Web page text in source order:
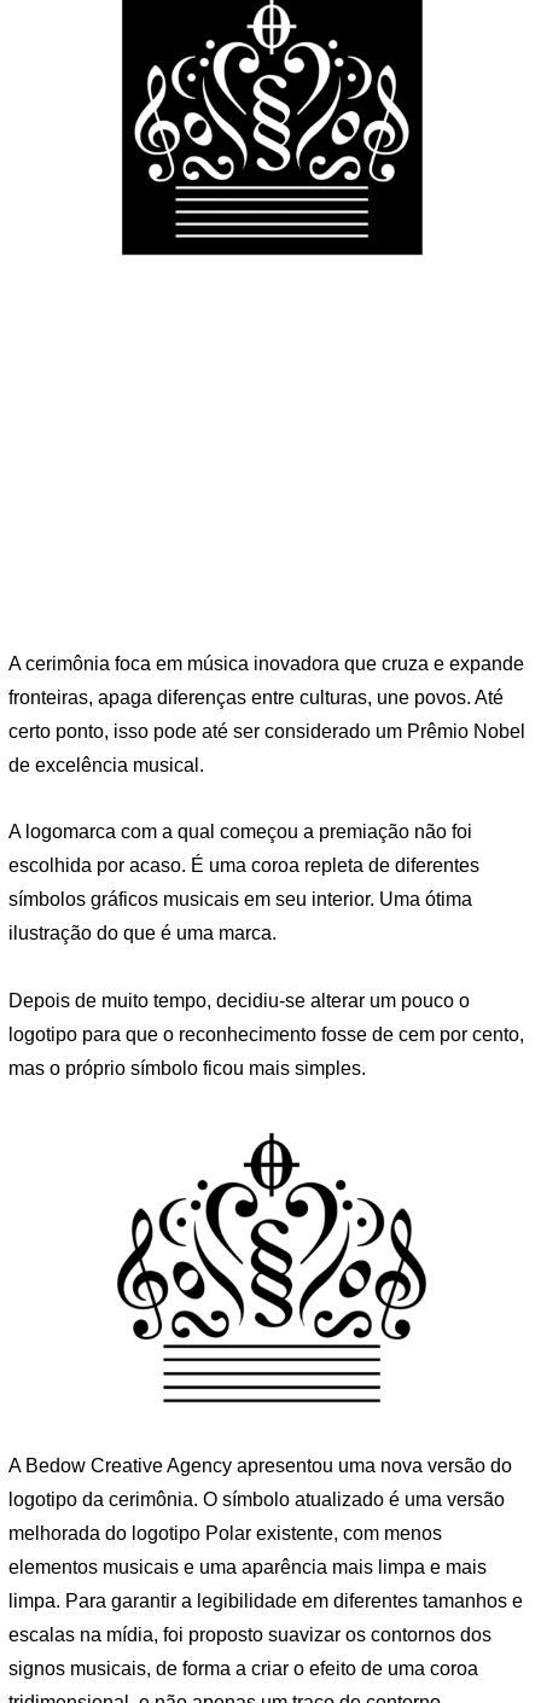
A cerimônia foca em música inovadora que cruza e expande
fronteiras, apaga diferenças entre culturas, une povos. Até
certo ponto, isso pode até ser considerado um Prêmio Nobel
de excelência musical.
A logomarca com a qual começou a premiação não foi
escolhida por acaso. É uma coroa repleta de diferentes
símbolos gráficos musicais em seu interior. Uma ótima
ilustração do que é uma marca.
Depois de muito tempo, decidiu-se alterar um pouco o
logotipo para que o reconhecimento fosse de cem por cento,
mas o próprio símbolo ficou mais simples.
A Bedow Creative Agency apresentou uma nova versão do
logotipo da cerimônia. O símbolo atualizado é uma versão
melhorada do logotipo Polar existente, com menos
elementos musicais e uma aparência mais limpa e mais
limpa. Para garantir a legibilidade em diferentes tamanhos e
escalas na mídia, foi proposto suavizar os contornos dos
signos musicais, de forma a criar o efeito de uma coroa